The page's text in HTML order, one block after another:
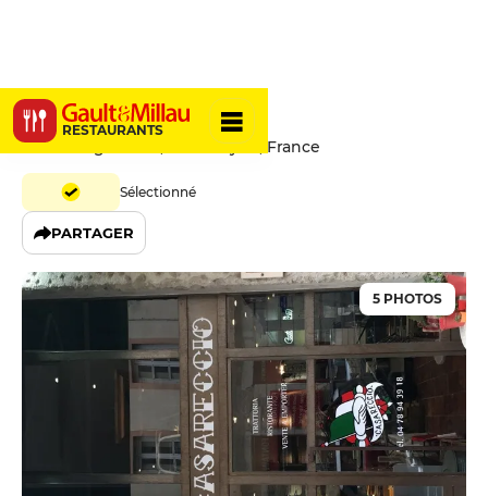
RESTAURANTS
Casareccio
9 Rue Duguesclin, 69006 Lyon, France
Sélectionné
PARTAGER
5 PHOTOS